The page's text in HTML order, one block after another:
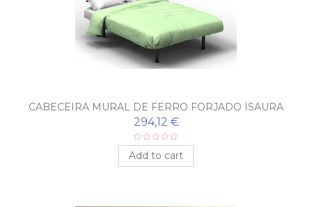
CABECEIRA MURAL DE FERRO FORJADO ISAURA
294,12 €
Add to cart